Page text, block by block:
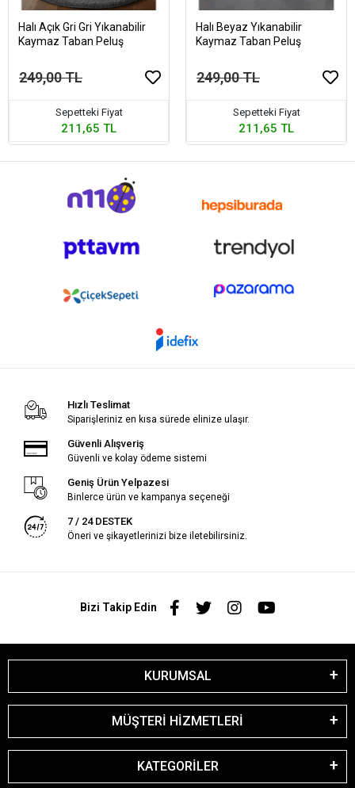
Halı Açık Gri Gri Yıkanabilir
Kaymaz Taban Peluş
249,00 TL
Sepetteki Fiyat
211,65 TL
Halı Beyaz Yıkanabilir
Kaymaz Taban Peluş
249,00 TL
Sepetteki Fiyat
211,65 TL
Hızlı Teslimat
Siparişleriniz en kısa sürede elinize ulaşır.
Güvenli Alışveriş
Güvenli ve kolay ödeme sistemi
Geniş Ürün Yelpazesi
Binlerce ürün ve kampanya seçeneği
7 / 24 DESTEK
Öneri ve şikayetlerinizi bize iletebilirsiniz.
Bizi Takip Edin
KURUMSAL
MÜŞTERİ HİZMETLERİ
KATEGORİLER